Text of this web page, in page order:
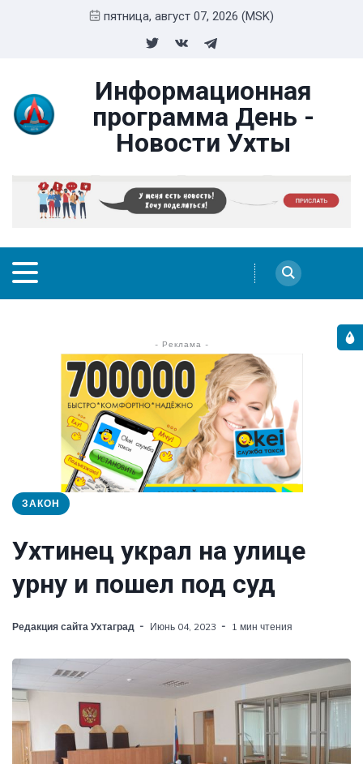
пятница, август 07, 2026 (MSK)
Информационная
программа День -
Новости Ухты
- Реклама -
ЗАКОН
Ухтинец украл на улице
урну и пошел под суд
Редакция сайта Ухтаград Июнь 04, 2023 1 мин чтения